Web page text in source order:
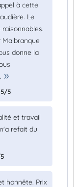
à cette
Le
donne la
5/5
et travail
refait du
honnête. Prix